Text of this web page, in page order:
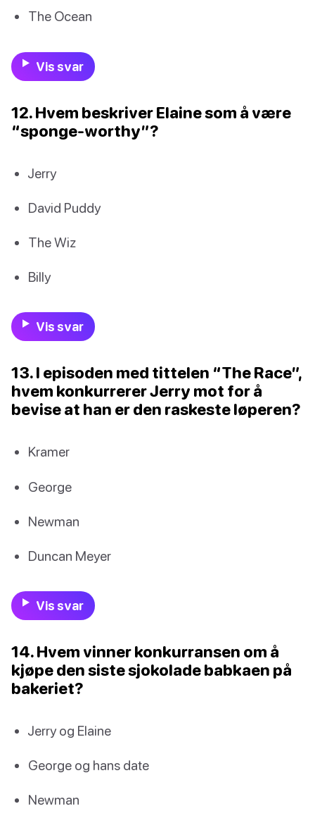
The Ocean
Vis svar
12. Hvem beskriver Elaine som å være
“sponge-worthy”?
Jerry
David Puddy
The Wiz
Billy
Vis svar
13. I episoden med tittelen “The Race”,
hvem konkurrerer Jerry mot for å
bevise at han er den raskeste løperen?
Kramer
George
Newman
Duncan Meyer
Vis svar
14. Hvem vinner konkurransen om å
kjøpe den siste sjokolade babkaen på
bakeriet?
Jerry og Elaine
George og hans date
Newman